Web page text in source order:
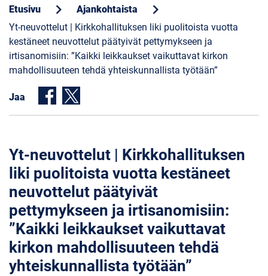
Etusivu chevron_right Ajankohtaista chevron_right
Yt-neuvottelut | Kirkkohallituksen liki puolitoista vuotta
kestäneet neuvottelut päätyivät pettymykseen ja
irtisanomisiin: ”Kaikki leikkaukset vaikuttavat kirkon
mahdollisuuteen tehdä yhteiskunnallista työtään”
Jaa
Yt-neuvottelut | Kirkkohallituksen
liki puolitoista vuotta kestäneet
neuvottelut päätyivät
pettymykseen ja irtisanomisiin:
”Kaikki leikkaukset vaikuttavat
kirkon mahdollisuuteen tehdä
yhteiskunnallista työtään”